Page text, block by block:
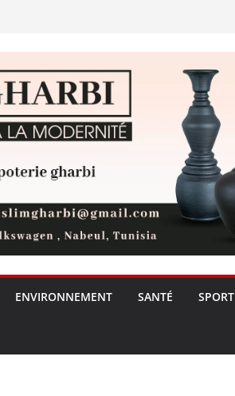
ENVIRONNEMENT SANTÉ SPORT